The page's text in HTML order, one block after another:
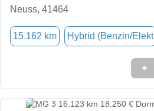
Neuss, 41464
15.162 km Hybrid (Benzin/Elekt
★